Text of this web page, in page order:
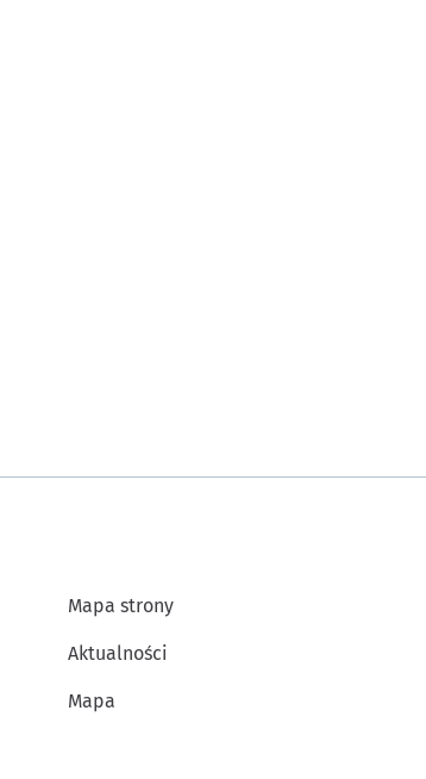
Mapa strony
Aktualności
Mapa